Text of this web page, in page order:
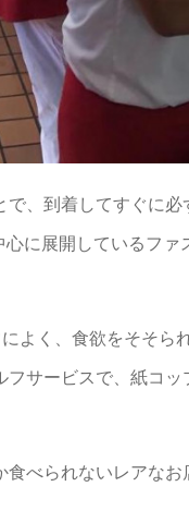
、到着してすぐに
に展開しているフ
よく、食欲をそそら
サービスで、紙コ
べられないレアな